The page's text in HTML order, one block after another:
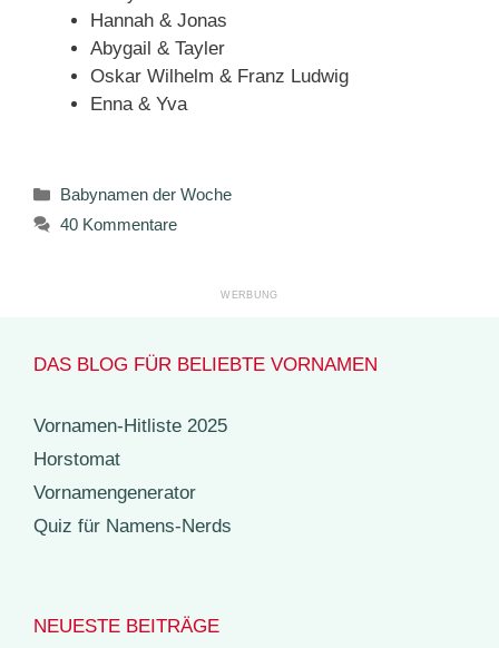
Hannah & Jonas
Abygail & Tayler
Oskar Wilhelm & Franz Ludwig
Enna & Yva
Kategorien
Babynamen der Woche
40 Kommentare
DAS BLOG FÜR BELIEBTE VORNAMEN
Vornamen-Hitliste 2025
Horstomat
Vornamengenerator
Quiz für Namens-Nerds
NEUESTE BEITRÄGE